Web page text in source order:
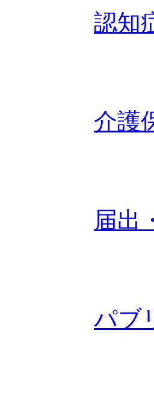
認知
介護
届出
パブ